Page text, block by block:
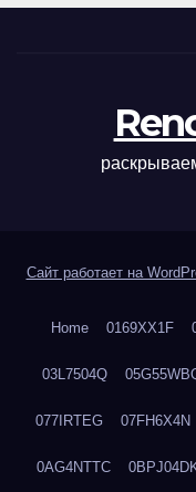
Сайт работает на
Home 0169XX1F
03L7504Q
077IRTEG 07FH6X4N
0AG4NTTC